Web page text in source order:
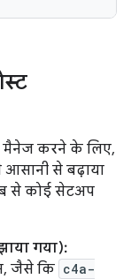
मैनेज करने के लिए,
से बढ़ाया
से कोई सेटअप
गया):
जैसे कि c4a-